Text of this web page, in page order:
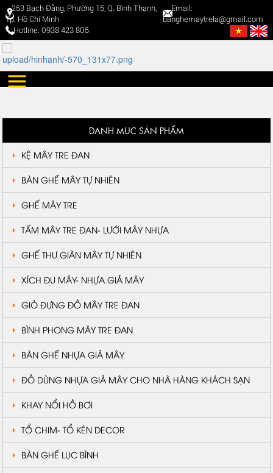
253 Bạch Đằng, Phường 15, Q. Bình Thạnh,
Tp. Hồ Chí Minh
Email:
banghemaytrela@gmail.com
Hotline: 0938 423 805
DANH MỤC SẢN PHẨM
KỆ MÂY TRE ĐAN
BÀN GHẾ MÂY TỰ NHIÊN
GHẾ MÂY TRE
TẤM MÂY TRE ĐAN- LƯỚI MÂY NHỰA
GHẾ THƯ GIÃN MÂY TỰ NHIÊN
XÍCH ĐU MÂY- NHỰA GIẢ MÂY
GIỎ ĐỰNG ĐỒ MÂY TRE ĐAN
BÌNH PHONG MÂY TRE ĐAN
BÀN GHẾ NHỰA GIẢ MÂY
ĐỒ DÙNG NHỰA GIẢ MÂY CHO NHÀ HÀNG KHÁCH SẠN
KHAY NỔI HỒ BƠI
TỔ CHIM- TỔ KÉN DECOR
BÀN GHẾ LỤC BÌNH